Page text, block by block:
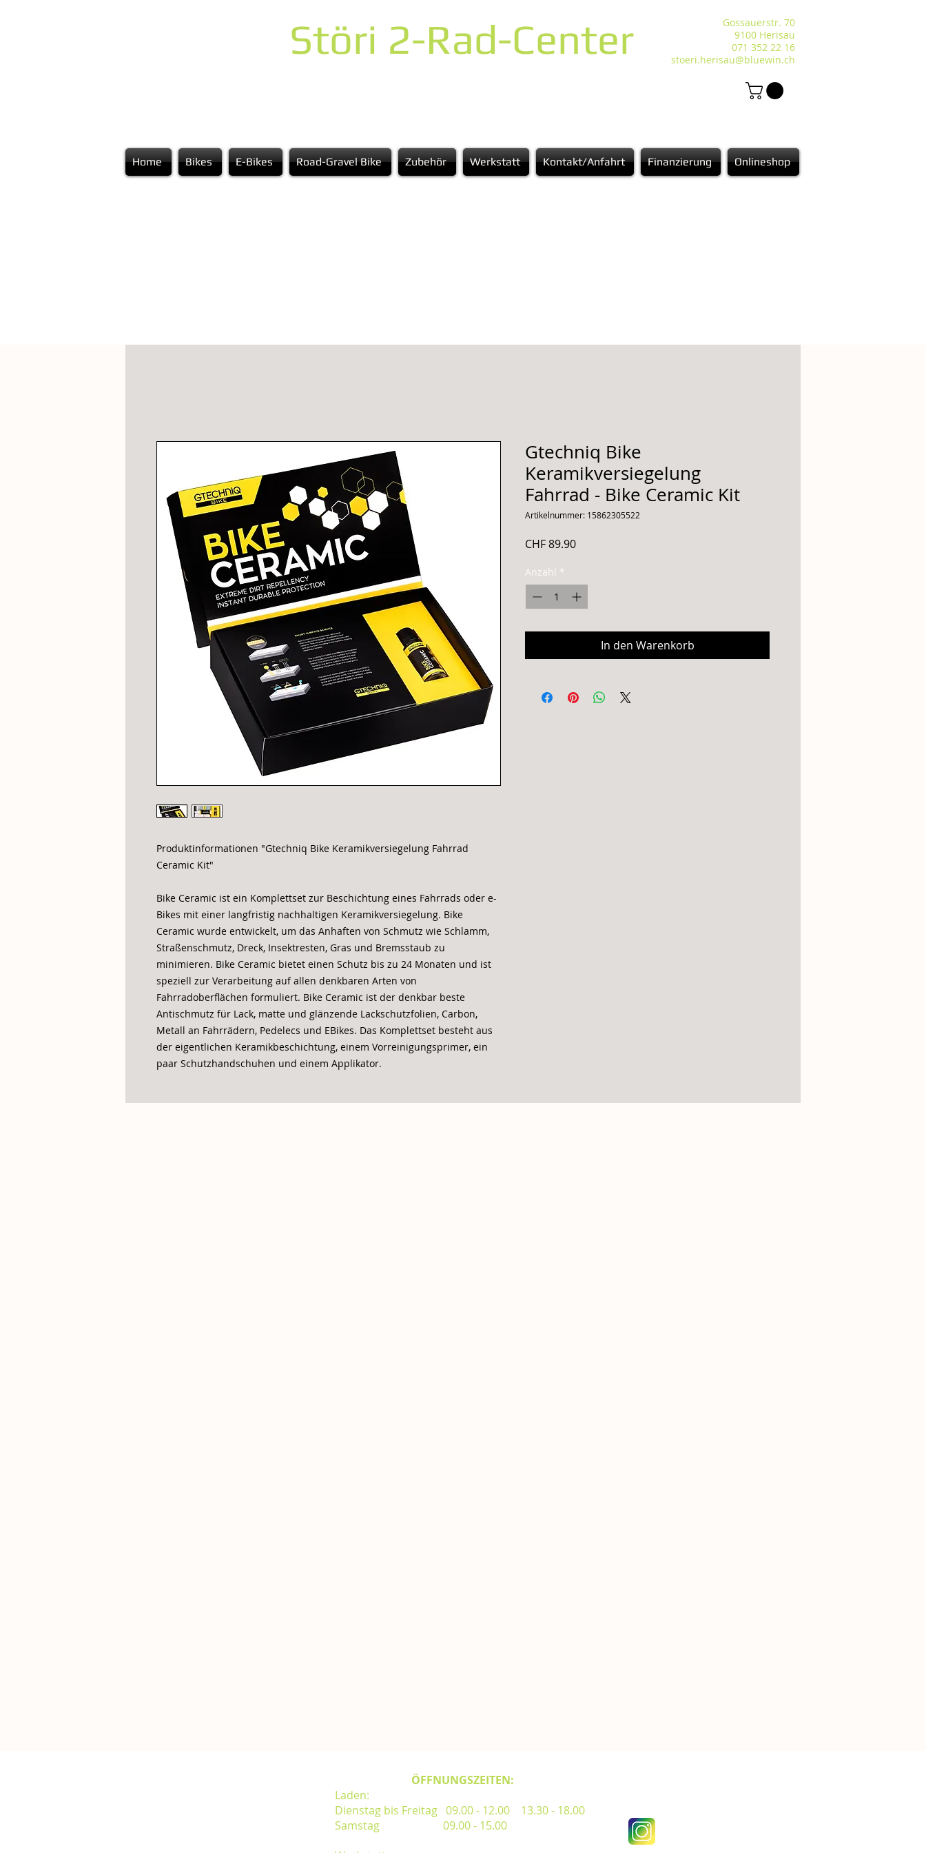
Gossauerstr. 70
9100 Herisau
071 352 22 16
stoeri.herisau@bluewin.ch
Störi 2-Rad-Center
Home Bikes E-Bikes Road-Gravel Bike Zubehör Werkstatt Kontakt/Anfahrt Finanzierung Onlineshop
Produktinformationen "Gtechniq Bike Keramikversiegelung Fahrrad
Ceramic Kit"
Bike Ceramic ist ein Komplettset zur Beschichtung eines Fahrrads oder e-
Bikes mit einer langfristig nachhaltigen Keramikversiegelung. Bike
Ceramic wurde entwickelt, um das Anhaften von Schmutz wie Schlamm,
Straßenschmutz, Dreck, Insektresten, Gras und Bremsstaub zu
minimieren. Bike Ceramic bietet einen Schutz bis zu 24 Monaten und ist
speziell zur Verarbeitung auf allen denkbaren Arten von
Fahrradoberflächen formuliert. Bike Ceramic ist der denkbar beste
Antischmutz für Lack, matte und glänzende Lackschutzfolien, Carbon,
Metall an Fahrrädern, Pedelecs und EBikes. Das Komplettset besteht aus
der eigentlichen Keramikbeschichtung, einem Vorreinigungsprimer, ein
paar Schutzhandschuhen und einem Applikator.
Gtechniq Bike
Keramikversiegelung
Fahrrad - Bike Ceramic Kit
Artikelnummer: 15862305522
CHF 89.90Preis
Anzahl *
In den Warenkorb
ÖFFNUNGSZEITEN:
Laden:
Dienstag bis Freitag 09.00 - 12.00 13.30 - 18.00
Samstag 09.00 - 15.00